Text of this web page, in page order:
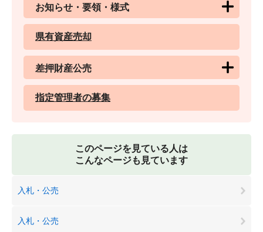
お知らせ・要領・様式
県有資産売却
差押財産公売
指定管理者の募集
このページを見ている人は
こんなページも見ています
入札・公売
入札・公売